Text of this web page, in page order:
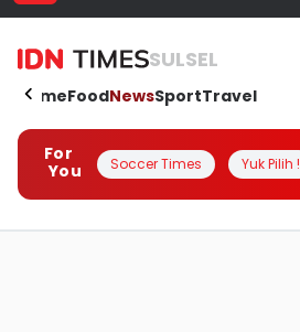
SULSEL
HomeFoodNewsSportTravel
For
You
Soccer Times Yuk Pilih !